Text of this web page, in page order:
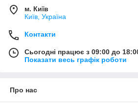
м. Київ
Київ, Україна
Контакти
Сьогодні працює з 09:00 до
Показати весь графік роботи
Про нас